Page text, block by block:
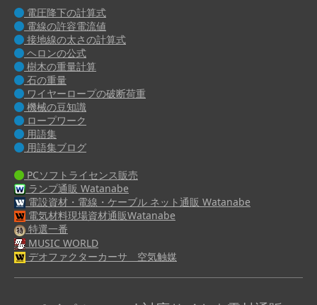
電圧降下の計算式
電線の許容電流値
接地線の太さの計算式
ヘロンの公式
樹木の重量計算
石の重量
ワイヤーロープの破断荷重
機械の豆知識
ロープワーク
用語集
用語集ブログ
PCソフトライセンス販売
ランプ通販 Watanabe
電設資材・電線・ケーブル ネット通販 Watanabe
電気材料現場資材通販Watanabe
特選一番
MUSIC WORLD
デオファクターカーサ 空気触媒